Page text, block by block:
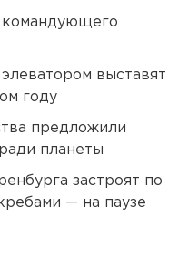
командующего
выставят
году
предложили
планеты
застроят по
— на паузе